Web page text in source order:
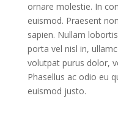
ornare molestie. In
euismod. Praesent
sapien. Nullam
porta vel nisl in,
volutpat purus dolor,
Phasellus ac odio eu
euismod justo.